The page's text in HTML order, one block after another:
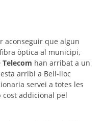
aconseguir que algun
òptica al municipi,
Telecom han arribat a un
arribi a Bell-lloc
servei a totes les
addicional pel